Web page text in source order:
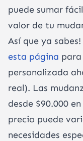
puede sumar
valor de tu
Así que ya
esta página
personalizada
real). Las
desde $90.000
precio puede
necesidades